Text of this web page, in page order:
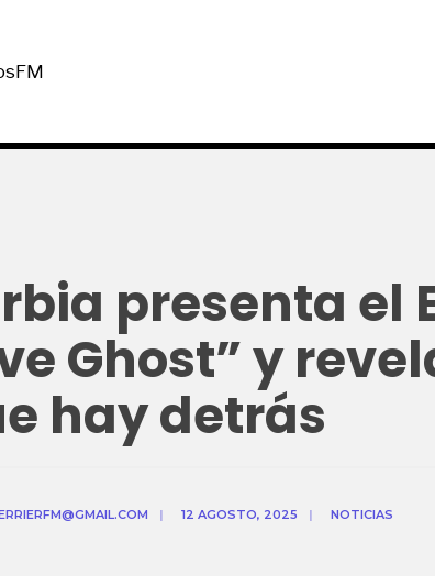
presenta el
Ghost” y
hay detrás
| 12 AGOSTO, 2025 | NOTICIAS